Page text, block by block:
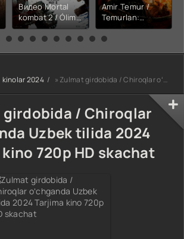
Видео Mortal
kombat 2 / Ólim
jangi 2 (2026)
Uzbek tilida
Amir Temur /
Temurlan:
Fathchining
yuksalishi
tarjima kino Full
HD tas-ix
kinolar 2024 » Zulmat girdobida / Chiroqlar oʻchganda Uzbek tilida 2024 Tarjima kino 720p HD skachat
/ Chiroqlar
Uzbek tilida 2024
720p HD skachat